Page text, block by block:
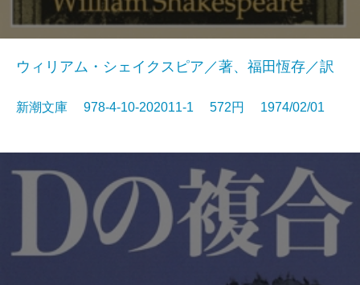
ウィリアム・シェイクスピア／著、福田恆存／訳
新潮文庫 978-4-10-202011-1 572円 1974/02/01